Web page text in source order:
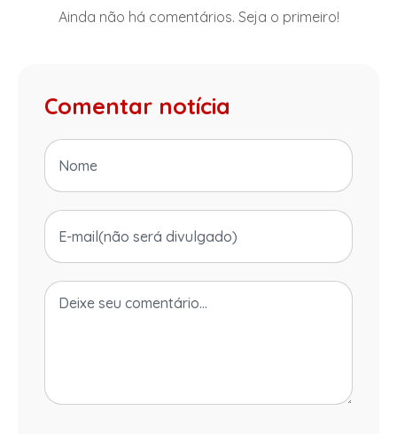
Ainda não há comentários. Seja o primeiro!
Comentar notícia